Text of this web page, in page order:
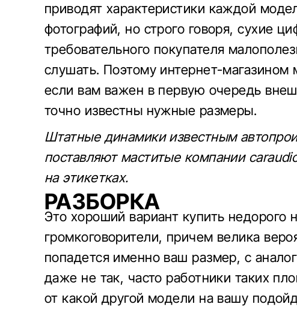
приводят характеристики каждой
фотографий, но строго говоря, сухие
требовательного покупателя
слушать. Поэтому интернет-магазином
если вам важен в первую очередь
точно известны нужные размеры.
Штатные динамики известным
поставляют маститые компании
на этикетках.
РАЗБОРКА
Это хороший вариант купить недорого
громкоговорители, причем велика
попадется именно ваш размер, с
даже не так, часто работники таких
от какой другой модели на вашу